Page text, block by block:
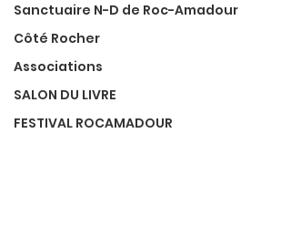
Sanctuaire N-D de Roc-Amadour
Côté Rocher
Associations
SALON DU LIVRE
FESTIVAL ROCAMADOUR